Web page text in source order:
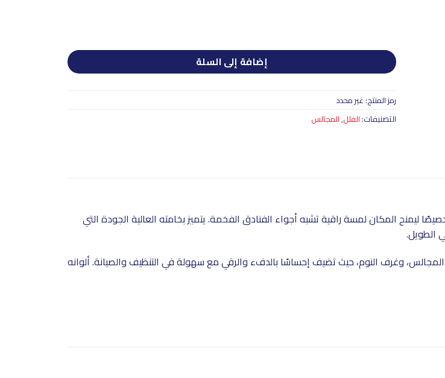
إضافة إلى السلة
رمز المنتج: غير محدد
التصنيفات: الفلل,المجالس
ليمنح المكان لمسة راقية تشبه أجواء الفنادق الفخمة. يتميز بخامته العالية الجودة التي
الطويل.
المجالس، وغرف النوم، حيث تضيف إحساسًا بالدفء والرقي مع سهولة في التنظيف والصيانة. ألوانه